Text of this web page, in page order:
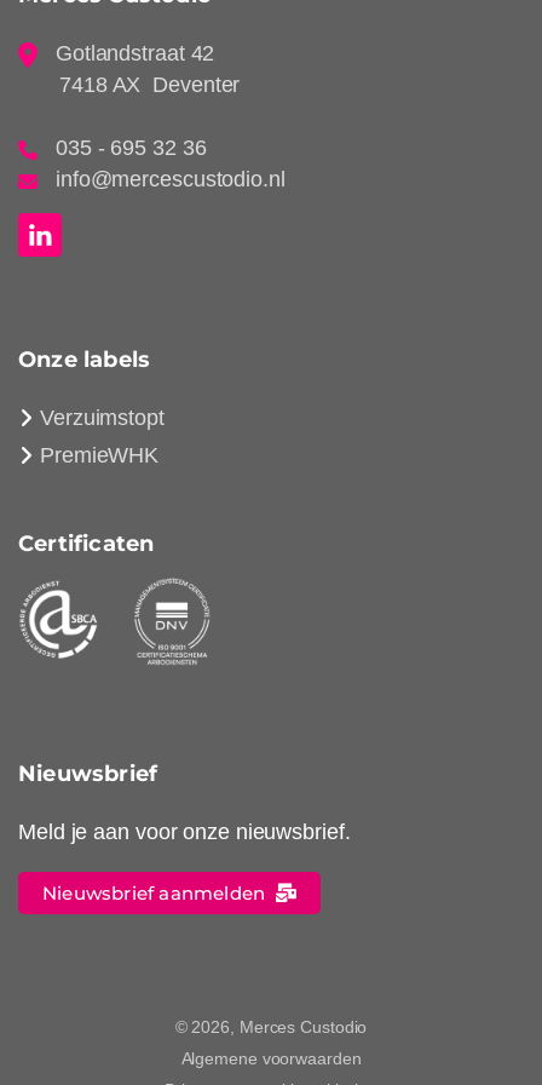
Gotlandstraat 42
7418 AX Deventer
035 - 695 32 36
info@mercescustodio.nl
Onze labels
Verzuimstopt
PremieWHK
Certificaten
Nieuwsbrief
Meld je aan voor onze nieuwsbrief.
Nieuwsbrief aanmelden
© 2026, Merces Custodio
Algemene voorwaarden